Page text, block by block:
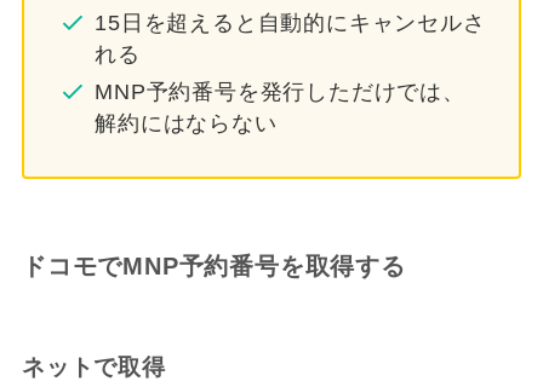
15日を超えると自動的にキャンセルさ
れる
MNP予約番号を発行しただけでは、
解約にはならない
ドコモでMNP予約番号を取得する
ネットで取得